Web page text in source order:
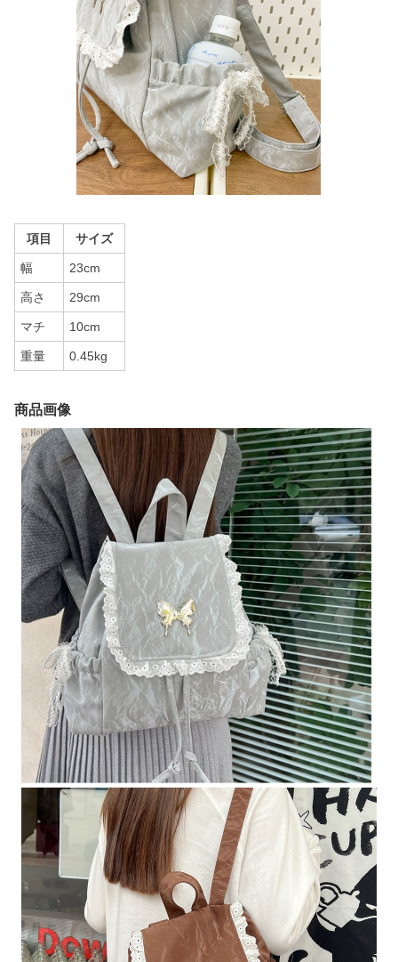
項目 サイズ
幅 23cm
高さ 29cm
マチ 10cm
重量 0.45kg
商品画像